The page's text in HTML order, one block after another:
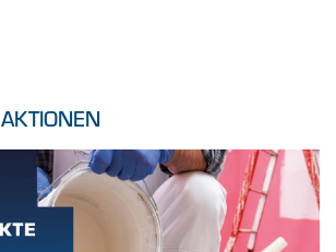
AKTIONEN